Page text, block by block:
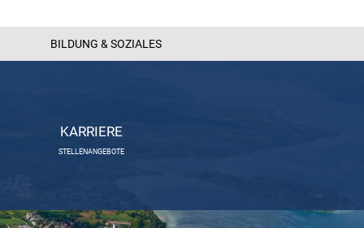
BILDUNG & SOZIALES
KARRIERE
STELLENANGEBOTE